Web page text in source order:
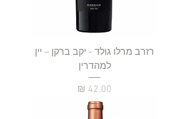
רזרב מרלו גולד - יקב ברקן – יין
למהדרין
מחיר